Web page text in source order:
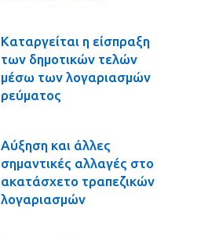
Καταργείται η είσπραξη
των δημοτικών τελών
μέσω των λογαριασμών
ρεύματος
Αύξηση και άλλες
σημαντικές αλλαγές στο
ακατάσχετο τραπεζικών
λογαριασμών